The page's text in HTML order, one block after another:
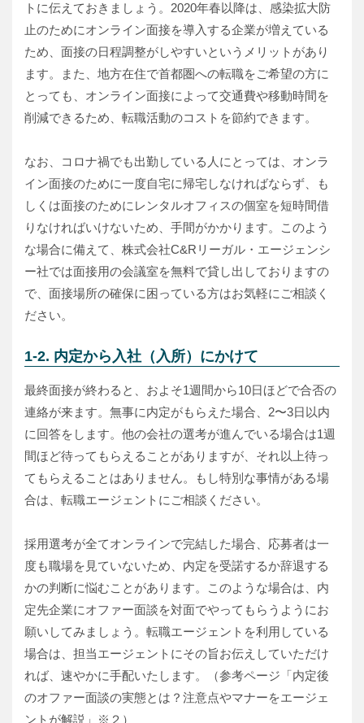
トに伝えておきましょう。2020年春以降は、感染拡大防
止のためにオンライン面接を導入する企業が増えている
ため、面接の日程調整がしやすいというメリットがあり
ます。また、地方在住で首都圏への転職をご希望の方に
とっても、オンライン面接によって交通費や移動時間を
削減できるため、転職活動のコストを節約できます。
なお、コロナ禍でも出勤している人にとっては、オンラ
イン面接のために一度自宅に帰宅しなければならず、も
しくは面接のためにレンタルオフィスの個室を短時間借
りなければいけないため、手間がかかります。このよう
な場合に備えて、株式会社C&Rリーガル・エージェンシ
ー社では面接用の会議室を無料で貸し出しておりますの
で、面接場所の確保に困っている方はお気軽にご相談く
ださい。
1-2. 内定から入社（入所）にかけて
最終面接が終わると、およそ1週間から10日ほどで合否の
連絡が来ます。無事に内定がもらえた場合、2〜3日以内
に回答をします。他の会社の選考が進んでいる場合は1週
間ほど待ってもらえることがありますが、それ以上待っ
てもらえることはありません。もし特別な事情がある場
合は、転職エージェントにご相談ください。
採用選考が全てオンラインで完結した場合、応募者は一
度も職場を見ていないため、内定を受諾するか辞退する
かの判断に悩むことがあります。このような場合は、内
定先企業にオファー面談を対面でやってもらうようにお
願いしてみましょう。転職エージェントを利用している
場合は、担当エージェントにその旨お伝えしていただけ
れば、速やかに手配いたします。（参考ページ「内定後
のオファー面談の実態とは？注意点やマナーをエージェ
ントが解説」※２）